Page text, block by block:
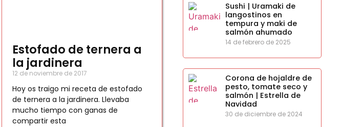
Estofado de ternera a
la jardinera
12 de noviembre de 2017
Hoy os traigo mi receta de estofado
de ternera a la jardinera. Llevaba
mucho tiempo con ganas de
compartir esta
Sushi | Uramaki de
langostinos en
tempura y maki de
salmón ahumado
14 de febrero de 2025
Corona de hojaldre de
pesto, tomate seco y
salmón | Estrella de
Navidad
30 de diciembre de 2024